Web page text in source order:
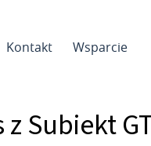
Kontakt Wsparcie
Subiekt